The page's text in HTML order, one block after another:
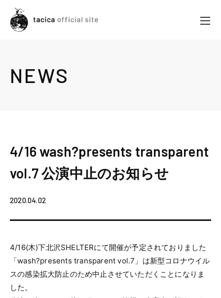
NEWS
4/16 wash?presents transparent
vol.7 公演中止のお知らせ
2020.04.02
4/16(木)下北沢SHELTERにて開催が予定されておりました
「wash?presents transparent vol.7」は新型コロナウイル
スの感染拡大防止のため中止させていただくことになりま
した。